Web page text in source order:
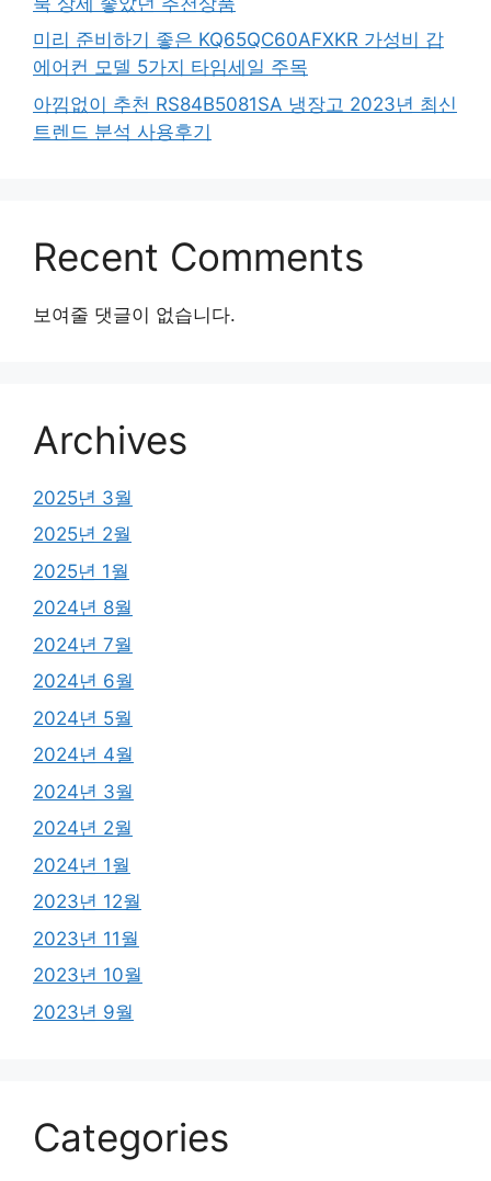
미리 준비하기 좋은 KQ65QC60AFXKR 가성비 갑
에어컨 모델 5가지 타임세일 주목
아낌없이 추천 RS84B5081SA 냉장고 2023년 최신
트렌드 분석 사용후기
Recent Comments
보여줄 댓글이 없습니다.
Archives
2025년 3월
2025년 2월
2025년 1월
2024년 8월
2024년 7월
2024년 6월
2024년 5월
2024년 4월
2024년 3월
2024년 2월
2024년 1월
2023년 12월
2023년 11월
2023년 10월
2023년 9월
Categories